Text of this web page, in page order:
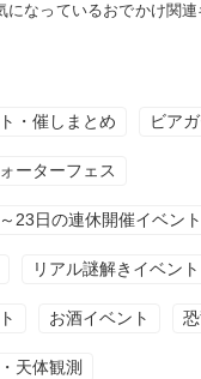
になっているおでかけ関連
・催しまとめ ビア
ーターフェス
23日の連休開催イベント
リアル謎解きイベント
お酒イベント
天体観測